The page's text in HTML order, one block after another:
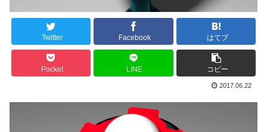
Twitter Facebook はてブ
Pocket LINE コピー
2017.06.22